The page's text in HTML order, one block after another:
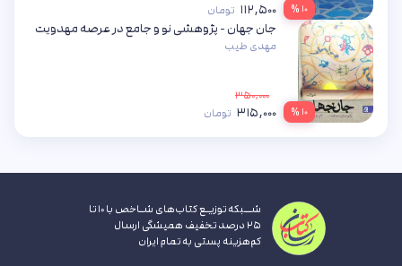
۱۰ % ۱۱۲,۵۰۰ تومان
۱۰ %
جان جهان - پژوهشی نو و جامع در عرصه مهدویت
مهدی طیب
۳۵۰,۰۰۰
۳۱۵,۰۰۰ تومان
شــبکه توزیـع کتاب‌های شـاخص با ۱۰ تا
۲۵ درصد تخفیف همیشگی ارسال
کم‌هزینه پستی به تمام ایران